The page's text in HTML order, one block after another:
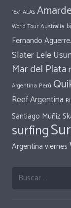
16x1 ALAS
World Tour Australia
Fernando Aguerre.
Slater Lele
Mar del Plata
Argentina Perú
Reef Argentina
Santiago Muñiz
surfing
Argentina viernes
Buscar: